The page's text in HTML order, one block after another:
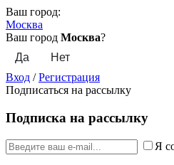
Ваш город:
Москва
Ваш город Москва?
Вход /Регистрация
Подписаться на рассылку
Подписка на рассылку
Я